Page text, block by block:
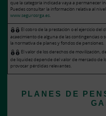
que la categoría indicada vaya a permanecer
Puedes consultar la información relativa al
www.segurosrga.es.
El cobro de la prestación o el ejercicio del
acaecimiento de alguna de las contingencias
la normativa de planes y fondos de pensiones.
El valor de los derechos de movilización,
de liquidez depende del valor de mercado de
provocar pérdidas relevantes.
PLANES DE